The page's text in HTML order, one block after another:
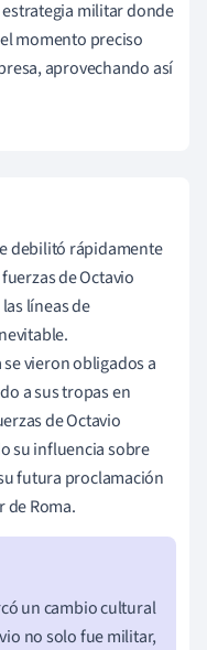
militar donde
momento preciso
aprovechando así
debilitó rápidamente
de Octavio
líneas de
vieron obligados a
a sus tropas en
de Octavio
su influencia sobre
futura proclamación
Roma.
un cambio cultural
no solo fue militar,